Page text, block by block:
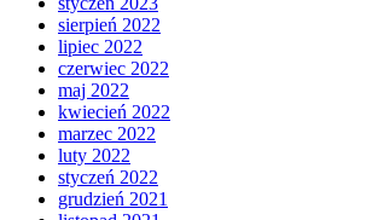
sierpień 2022
lipiec 2022
czerwiec 2022
maj 2022
kwiecień 2022
marzec 2022
luty 2022
styczeń 2022
grudzień 2021